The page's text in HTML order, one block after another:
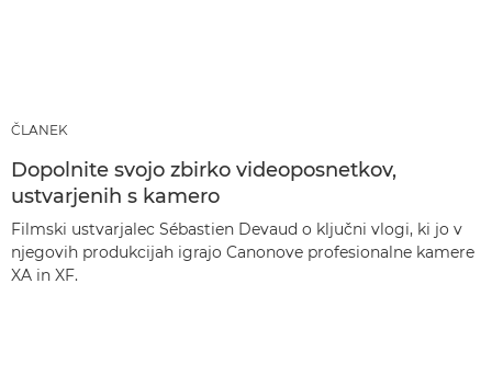
ČLANEK
Dopolnite svojo zbirko videoposnetkov,
ustvarjenih s kamero
Filmski ustvarjalec Sébastien Devaud o ključni vlogi, ki jo v
njegovih produkcijah igrajo Canonove profesionalne kamere
XA in XF.